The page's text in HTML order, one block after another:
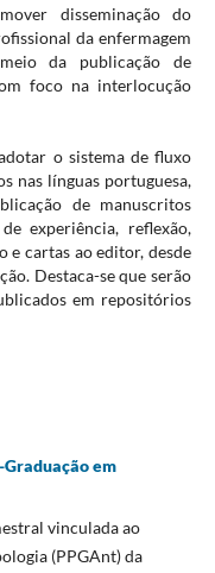
disseminação do
da enfermagem
da publicação de
foco na interlocução
o sistema de fluxo
nas línguas portuguesa,
de manuscritos
experiência, reflexão,
e cartas ao editor, desde
Destaca-se que serão
em repositórios
em
vinculada ao
(PPGAnt) da